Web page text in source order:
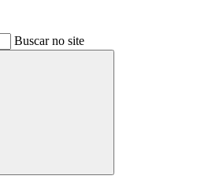
Buscar no site